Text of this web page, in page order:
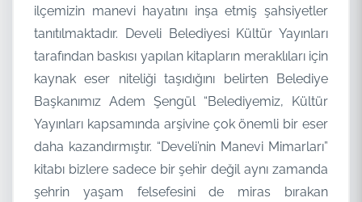
ilçemizin manevi hayatını inşa etmiş şahsiyetler
tanıtılmaktadır. Develi Belediyesi Kültür Yayınları
tarafından baskısı yapılan kitapların meraklıları için
kaynak eser niteliği taşıdığını belirten Belediye
Başkanımız Adem Şengül “Belediyemiz, Kültür
Yayınları kapsamında arşivine çok önemli bir eser
daha kazandırmıştır. “Develi’nin Manevi Mimarları”
kitabı bizlere sadece bir şehir değil aynı zamanda
şehrin yaşam felsefesini de miras bırakan